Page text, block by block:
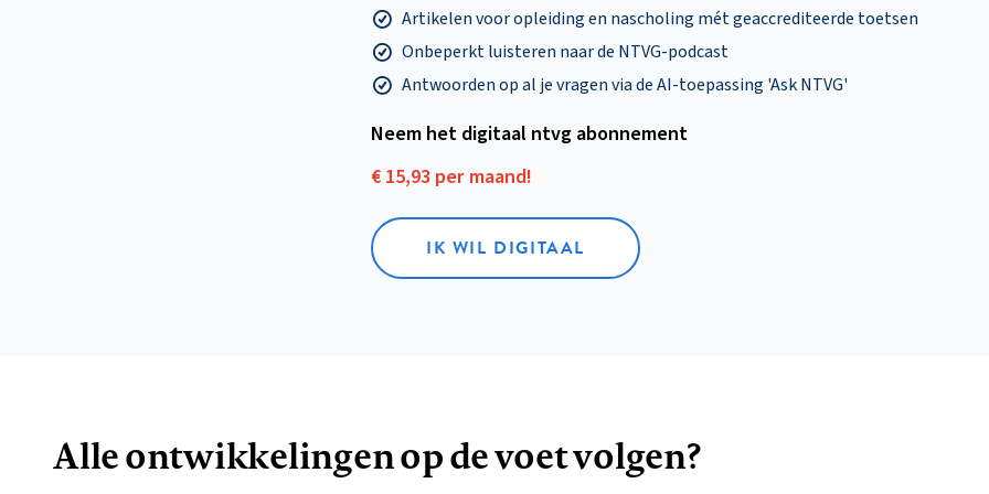
Artikelen voor opleiding en nascholing mét geaccrediteerde toetsen
Onbeperkt luisteren naar de NTVG-podcast
Antwoorden op al je vragen via de AI-toepassing 'Ask NTVG'
Neem het digitaal ntvg abonnement
€ 15,93 per maand!
IK WIL DIGITAAL
Alle ontwikkelingen op de voet volgen?